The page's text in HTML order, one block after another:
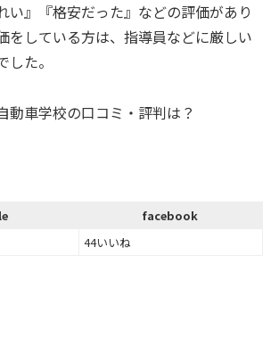
い』『格安だった』などの評価があり
をしている方は、指導員などに厳しい
た。
動車学校の口コミ・評判は？
facebook
44いいね